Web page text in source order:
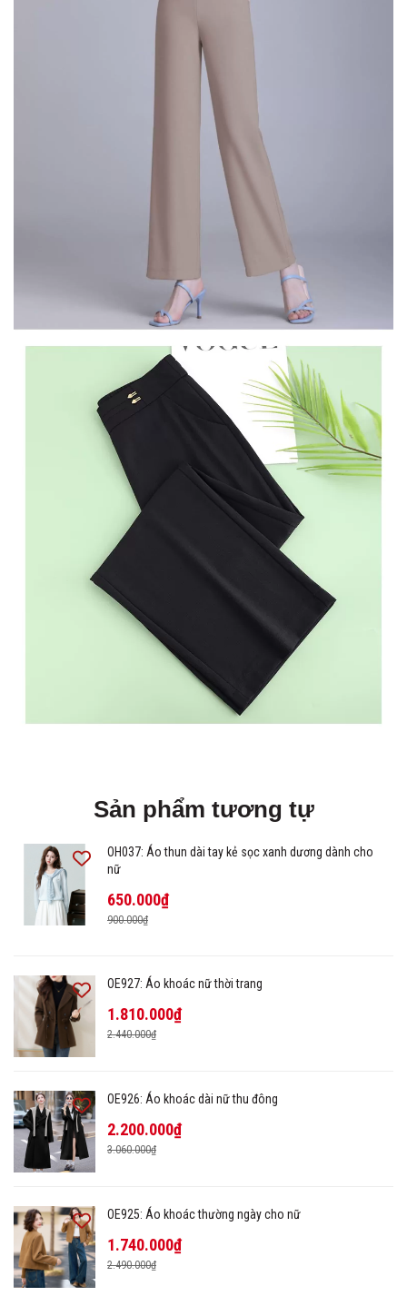
Sản phẩm tương tự
OH037: Áo thun dài tay kẻ sọc xanh dương dành cho
nữ
650.000₫
900.000₫
OE927: Áo khoác nữ thời trang
1.810.000₫
2.440.000₫
OE926: Áo khoác dài nữ thu đông
2.200.000₫
3.060.000₫
OE925: Áo khoác thường ngày cho nữ
1.740.000₫
2.490.000₫